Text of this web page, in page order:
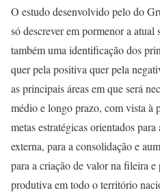
O estudo desenvolvido pelo do
só descrever em pormenor a atual
também uma identificação dos
quer pela positiva quer pela
as principais áreas em que será
médio e longo prazo, com vista à
metas estratégicas orientados
externa, para a consolidação e
para a criação de valor na fileira
produtiva em todo o território